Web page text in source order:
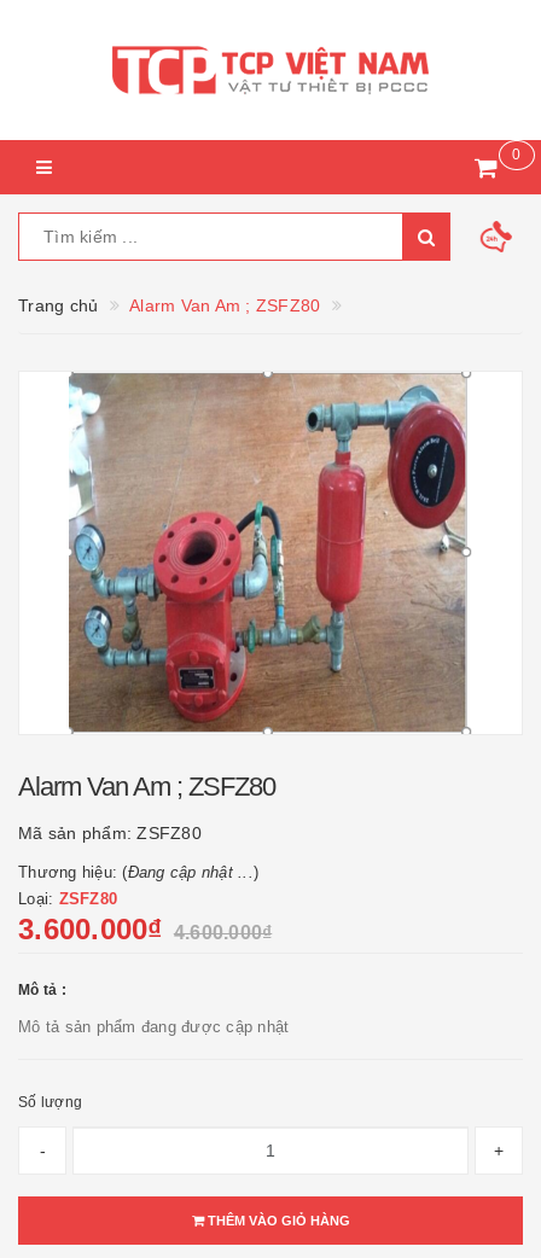
0
Trang chủ Alarm Van Am ; ZSFZ80
Alarm Van Am ; ZSFZ80
Mã sản phẩm:ZSFZ80
Thương hiệu: (Đang cập nhật ...)
Loại: ZSFZ80
3.600.000₫ 4.600.000₫
Mô tả :
Mô tả sản phẩm đang được cập nhật
Số lượng
- +
THÊM VÀO GIỎ HÀNG